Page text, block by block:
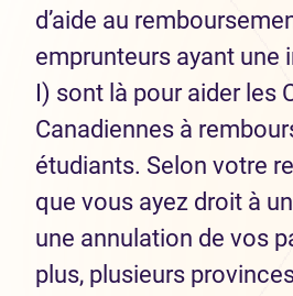
d’aide au
emprunteurs ayant une
I) sont là pour aider les
Canadiennes à
étudiants. Selon votre
que vous ayez droit à
une annulation de vos
plus, plusieurs